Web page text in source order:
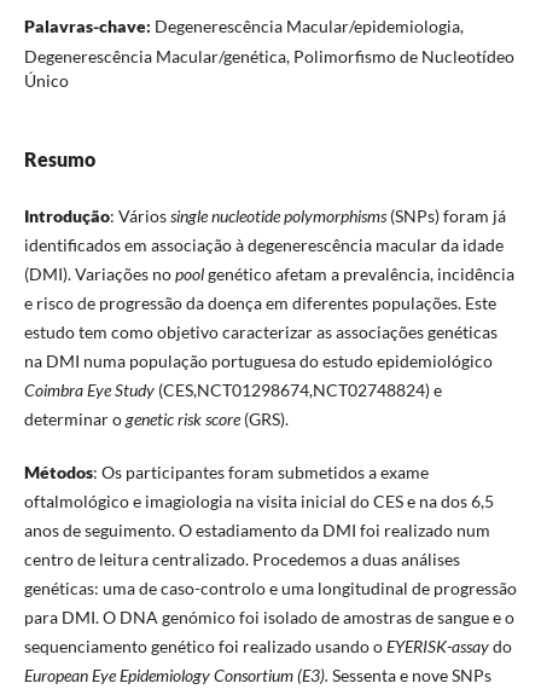
Palavras-chave: Degenerescência Macular/epidemiologia,
Degenerescência Macular/genética, Polimorfismo de Nucleotídeo
Único
Resumo
Introdução: Váriossingle nucleotide polymorphisms (SNPs) foram já
identificados em associação à degenerescência macular da idade
(DMI). Variações nopoolgenético afetam a prevalência, incidência
e risco de progressão da doença em diferentes populações. Este
estudo tem como objetivo caracterizar as associações genéticas
na DMI numa população portuguesa do estudo epidemiológico
Coimbra Eye Study(CES,NCT01298674,NCT02748824) e
determinar ogenetic risk score(GRS).
Métodos: Os participantes foram submetidos a exame
oftalmológico e imagiologia na visita inicial do CES e na dos 6,5
anos de seguimento. O estadiamento da DMI foi realizado num
centro de leitura centralizado. Procedemos a duas análises
genéticas: uma de caso-controlo e uma longitudinal de progressão
para DMI. O DNA genómico foi isolado de amostras de sangue e o
sequenciamento genético foi realizado usando oEYERISK-assaydo
European Eye Epidemiology Consortium (E3). Sessenta e nove SNPs